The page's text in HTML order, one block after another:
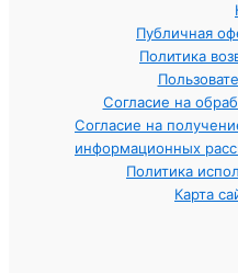
Публичная
Политика
Согласие на
Согласие на
информационных
Политика
Карта